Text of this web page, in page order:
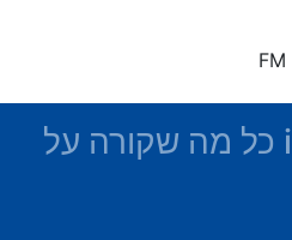
israelTV.online כל מה שקורה על